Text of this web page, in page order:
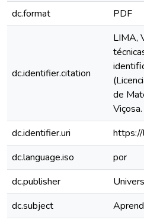
dc.format
PDF
dc.identifier.citation
LIMA,
de
dc.identifier.uri
dc.language.iso
por
dc.publisher
dc.subject